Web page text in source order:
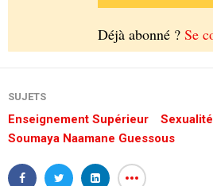
Déjà abonné ? Se
SUJETS
Enseignement Supérieur Sexualité
Soumaya Naamane Guessous